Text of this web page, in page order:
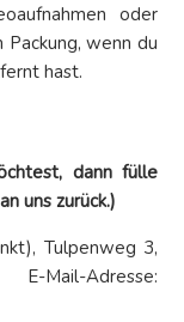
oder
wenn du
hast.
dann fülle
uns zurück.)
Tulpenweg 3,
Adresse: